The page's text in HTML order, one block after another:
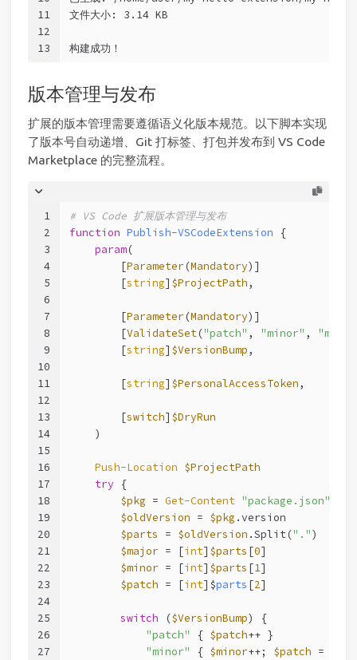
11
12
13
文件大小: 3.14 KB
构建成功！
版本管理与发布
扩展的版本管理需要遵循语义化版本规范。以下脚本实现
了版本号自动递增、Git 打标签、打包并发布到 VS Code
Marketplace 的完整流程。
1
2
3
4
5
6
7
8
9
10
11
12
13
14
15
16
17
18
19
20
21
22
23
24
25
26
27
# VS Code 扩展版本管理与发布
function Publish-VSCodeExtension {
param(
        [
Parameter (Mandatory)]
        [
string] $ProjectPath,
        [
Parameter (Mandatory)]
        [
ValidateSet("patch" , "minor" ,
        [
string] $VersionBump,
        [
string] $PersonalAccessToken,
        [
switch] $DryRun
    )
Push-Location $ProjectPath
try {
$pkg = Get-Content "package.json"
$oldVersion = $pkg .version
$parts = $oldVersion .Split(".")
$major = [int] $parts [0]
$minor = [int] $parts [1]
$patch = [int]$parts [2]
switch ($VersionBump) {
"patch" { $patch++ }
"minor" { $minor++; $patch =